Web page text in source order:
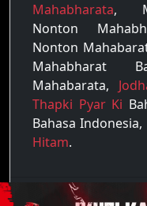
Mahabharata,
Nonton
Nonton
Mahabharat
Mahabarata,
Thapki Pyar Ki
Bahasa
Hitam.
Copyright ©